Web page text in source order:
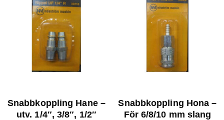
Snabbkoppling Hane –
utv. 1/4″, 3/8″, 1/2″
Snabbkoppling Hona –
För 6/8/10 mm slang